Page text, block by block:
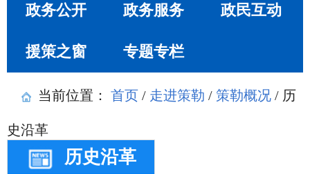
政务公开 政务服务 政民互动
援策之窗 专题专栏
当前位置： 首页 / 走进策勒 / 策勒概况 / 历
史沿革
历史沿革